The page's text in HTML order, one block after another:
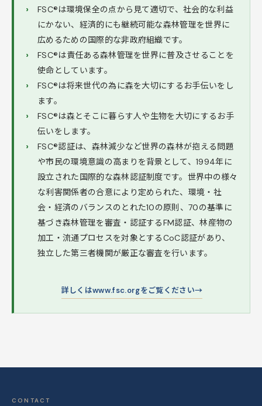
FSC®は環境保全の点から見て適切で、社会的な利益
にかない、経済的にも継続可能な森林管理を世界に
広めるための国際的な非政府組織です。
FSC®は責任ある森林管理を世界に普及させることを
使命としています。
FSC®は将来世代の為に森を大切にするお手伝いをし
ます。
FSC®は森とそこに暮らす人や生物を大切にするお手
伝いをします。
FSC®認証は、森林減少など世界の森林が抱える問題
や市民の環境意識の高まりを背景として、1994年に
設立された国際的な森林認証制度です。世界中の様々
な利害関係者の合意により定められた、環境・社
会・経済のバランスのとれた10の原則、70の基準に
基づき森林管理を審査・認証するFM認証、林産物の
加工・流通プロセスを対象とするCoC認証があり、
独立した第三者機関が厳正な審査を行います。
詳しくはwww.fsc.orgをご覧ください
CONTACT